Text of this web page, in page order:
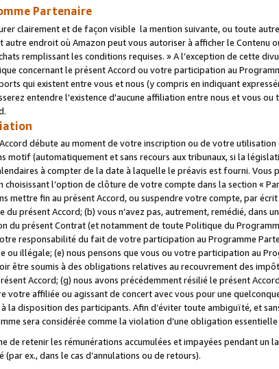
Partenaire
clairement et de façon visible la mention suivante, ou toute
endroit où Amazon peut vous autoriser à afficher le Contenu
remplissant les conditions requises. » A l’exception de cette
concernant le présent Accord ou votre participation au
qui existent entre vous et nous (y compris en indiquant
entendre l'existence d'aucune affiliation entre nous et vous
débute au moment de votre inscription ou de votre
motif (automatiquement et sans recours aux tribunaux, si la
à compter de la date à laquelle le préavis est fourni.
choisissant l’option de clôture de votre compte dans la section «
mettre fin au présent Accord, ou suspendre votre compte, par
présent Accord; (b) vous n’avez pas, autrement, remédié,
du présent Contrat (et notamment de toute Politique du
responsabilité du fait de votre participation au Programme
ou illégale; (e) nous pensons que vous ou votre participation au
être soumis à des obligations relatives au recouvrement des
Accord; (g) nous avons précédemment résilié le présent
votre affiliée ou agissant de concert avec vous pour une
la disposition des participants. Afin d’éviter toute ambiguïté, et
sera considérée comme la violation d’une obligation
de retenir les rémunérations accumulées et impayées pendant
(par ex., dans le cas d’annulations ou de retours).